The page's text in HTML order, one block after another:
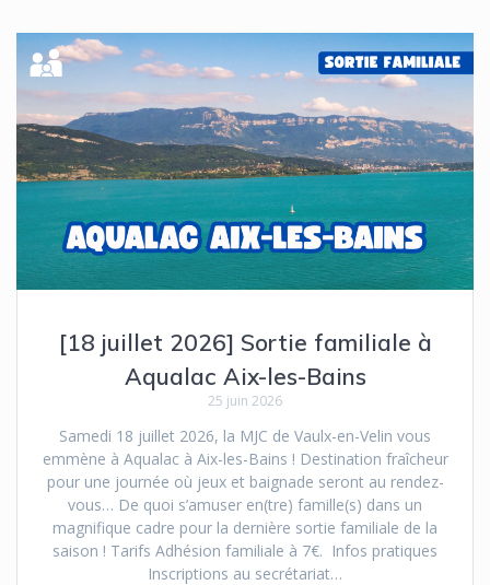
[18 juillet 2026] Sortie familiale à
Aqualac Aix-les-Bains
25 juin 2026
Samedi 18 juillet 2026, la MJC de Vaulx-en-Velin vous
emmène à Aqualac à Aix-les-Bains ! Destination fraîcheur
pour une journée où jeux et baignade seront au rendez-
vous… De quoi s’amuser en(tre) famille(s) dans un
magnifique cadre pour la dernière sortie familiale de la
saison ! Tarifs Adhésion familiale à 7€. Infos pratiques
Inscriptions au secrétariat…